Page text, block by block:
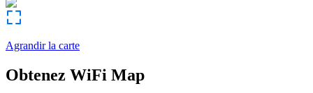
Agrandir la carte
Obtenez WiFi Map